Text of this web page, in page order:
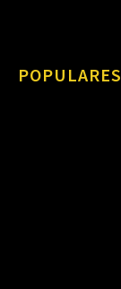
POPULARES